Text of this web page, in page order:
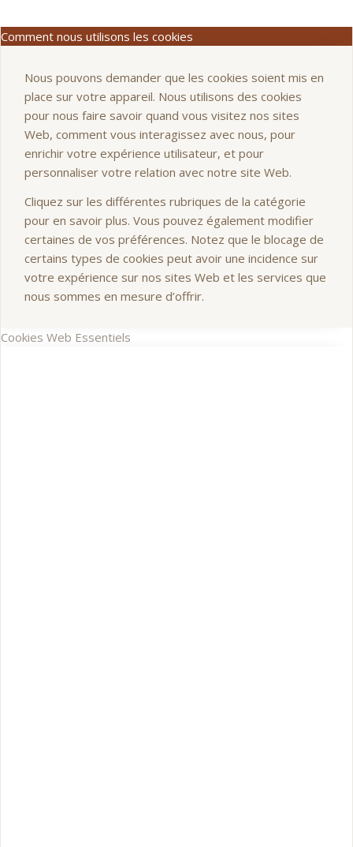
Comment nous utilisons les cookies
Nous pouvons demander que les cookies soient mis en
place sur votre appareil. Nous utilisons des cookies
pour nous faire savoir quand vous visitez nos sites
Web, comment vous interagissez avec nous, pour
enrichir votre expérience utilisateur, et pour
personnaliser votre relation avec notre site Web.
Cliquez sur les différentes rubriques de la catégorie
pour en savoir plus. Vous pouvez également modifier
certaines de vos préférences. Notez que le blocage de
certains types de cookies peut avoir une incidence sur
votre expérience sur nos sites Web et les services que
nous sommes en mesure d’offrir.
Cookies Web Essentiels